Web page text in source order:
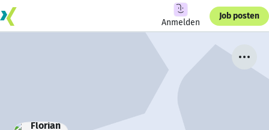
Anmelden
Job posten